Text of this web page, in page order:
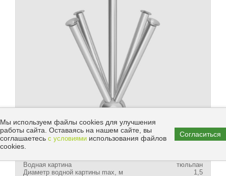
Цена:
169 748 руб.
В КОРЗИНУ
Водная картина
тюльпан
Диаметр водной картины max, м
1,5
Мы используем файлы cookies для улучшения
работы сайта. Оставаясь на нашем сайте, вы
соглашаетесь с условиями использования файлов
cookies.
Согласиться